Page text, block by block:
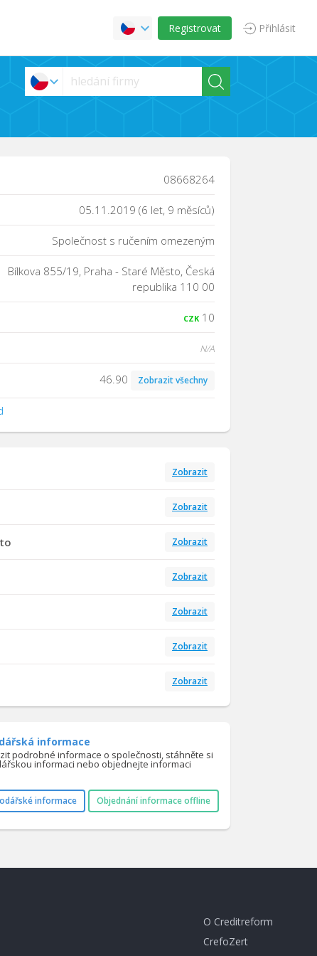
Registrovat Přihlásit
08668264
05.11.2019 (6 let, 9 měsíců)
Společnost s ručením omezeným
Bílkova 855/19, Praha - Staré Město, Česká
republika 110 00
CZK 10
N/A
46.90 Zobrazit všechny
Zobrazit
Zobrazit
Zobrazit
Zobrazit
Zobrazit
Zobrazit
Zobrazit
informace
podrobné informace o společnosti, stáhněte si
informaci nebo objednejte informaci
informace Objednání informace offline
O Creditreform
CrefoZert